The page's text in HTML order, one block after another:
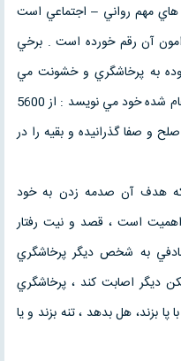
مهم رواني – اجتماعي است
آن رقم خورده است . برخي
به پرخاشگري و خشونت مي
دانند . كواكسلي بر اساس پژوهشهاي انجام شده خود مي نويسد : از 5600
بشر فقط 292 سال در صلح و صفا گذرانيده و بقيه را در
كه هدف آن صدمه زدن به خود
اهميت است ، قصد و نيت رفتار
به شخص ديگر پرخاشگري
ديگر اصابت كند ، پرخاشگري
بزند، هل بدهد ، تنه بزند و يا